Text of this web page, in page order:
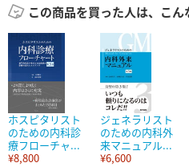
この商品を買った人は、こん
ホスピタリスト
のための内科診
療フローチャ...
¥8,800
ジェネラリスト
のための内科外
来マニュアル...
¥6,600